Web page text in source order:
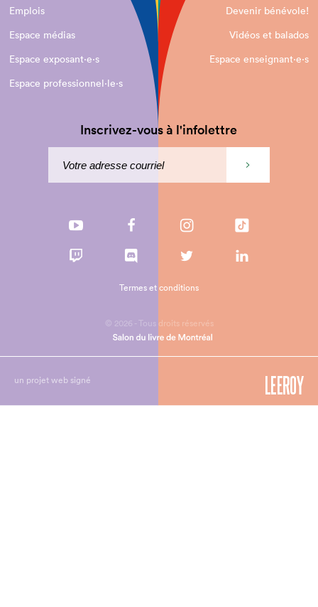
Emplois
Devenir bénévole!
Espace médias
Vidéos et balados
Espace exposant·e⋅s
Espace enseignant·e⋅s
Espace professionnel·le⋅s
Inscrivez-vous à l'infolettre
© 2026 - Tous droits réservés
Termes et conditions
un projet web signé